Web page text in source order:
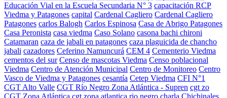
Educación Vial en la Escuela Secundaria N° 3 capacitación RCP
Viedma y Patagones capital Cardenal Cagliero Cardenal Cagliero
Patagones carlos Balogh Carlos Espinosa Casa de Abrigo Patagones
Casa Peronista casa viedma Caso Solano casona bachi chironi
Catamaran caza de jabali en patagones caza plaguicida de chancho
jabali cazadores Ceferino Namuncurá CEM 4 Cementerio Viedma
cementos del sur Censo de mascotas Viedma Censo poblacional
Viedma Centro de Atención Municipal Centro de Monitoreo Centro
Vasco de Viedma y Patagones cesantía Cetep Viedma CFI N°1
CGT Alto Valle CGT Río Negro Zona Atlántica - Supren cgt zo
CGT Zona Atlántica cgt zona atlantica rio negro charla Chichinales